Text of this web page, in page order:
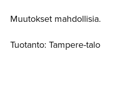
Muutokset mahdollisia.
Tuotanto: Tampere-talo